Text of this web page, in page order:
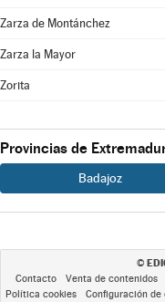
Zarza de Montánchez
Zarza la Mayor
Zorita
Provincias de
Badajoz
©
Contacto Venta de contenidos
Política cookies
Configuración de